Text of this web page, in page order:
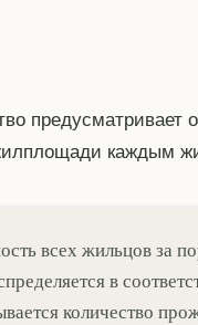
предусматривает
каждым
всех жильцов за
в
количество